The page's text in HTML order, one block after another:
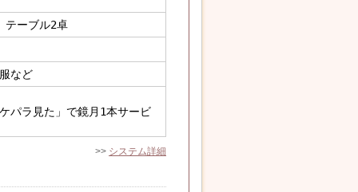
テーブル2卓
など
パラ見た」で鏡月1本サービ
>> システム詳細